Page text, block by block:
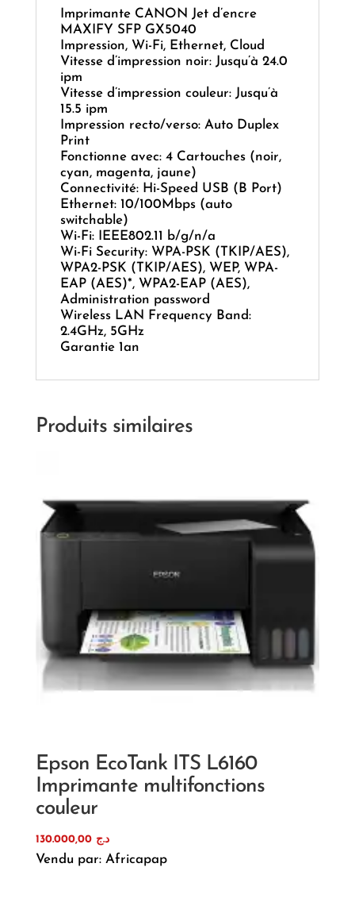
Imprimante CANON Jet d’encre
MAXIFY SFP GX5040
Impression, Wi-Fi, Ethernet, Cloud
Vitesse d’impression noir: Jusqu’à 24.0
ipm
Vitesse d’impression couleur: Jusqu’à
15.5 ipm
Impression recto/verso: Auto Duplex
Print
Fonctionne avec: 4 Cartouches (noir,
cyan, magenta, jaune)
Connectivité: Hi-Speed USB (B Port)
Ethernet: 10/100Mbps (auto
switchable)
Wi-Fi: IEEE802.11 b/g/n/a
Wi-Fi Security: WPA-PSK (TKIP/AES),
WPA2-PSK (TKIP/AES), WEP, WPA-
EAP (AES)*, WPA2-EAP (AES),
Administration password
Wireless LAN Frequency Band:
2.4GHz, 5GHz
Garantie 1an
Produits similaires
Epson EcoTank ITS L6160
Imprimante multifonctions
couleur
د.ج 130.000,00
Vendu par: Africapap